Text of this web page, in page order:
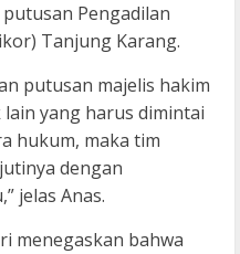
Pengadilan
Tanjung Karang.
putusan majelis hakim
yang harus dimintai
hukum, maka tim
dengan
jelas Anas.
menegaskan bahwa